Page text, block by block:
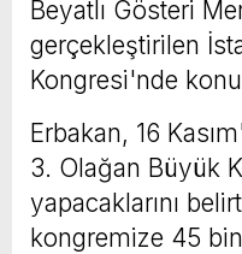
Beyatlı Gösteri
gerçekleştirilen
Kongresi'nde
Erbakan, 16
3. Olağan Büyük
yapacaklarını
kongremize 45